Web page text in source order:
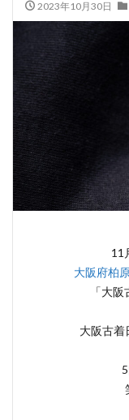
2023年10月30日
11
大阪府柏
「大
大阪古着